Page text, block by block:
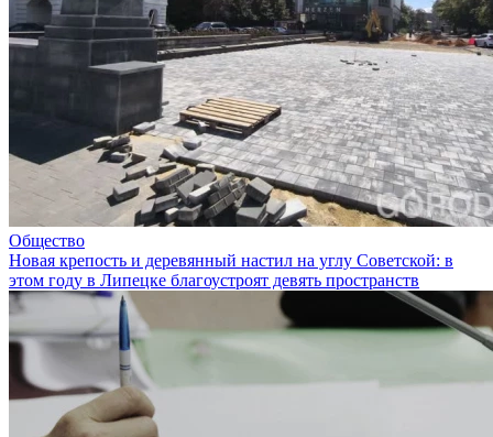
Общество
Новая крепость и деревянный настил на углу Советской: в
этом году в Липецке благоустроят девять пространств